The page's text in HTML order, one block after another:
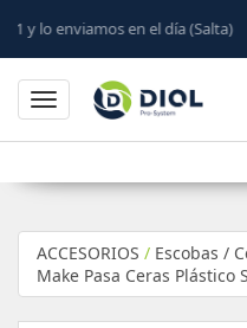
el día (Salta)
Toggle navigation
ACCESORIOS / Escobas /
Make Pasa Ceras Plástico